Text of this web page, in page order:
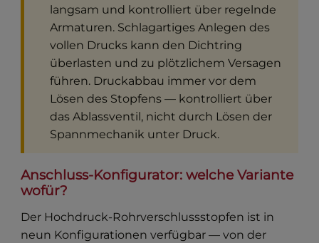
langsam und kontrolliert über regelnde
Armaturen. Schlagartiges Anlegen des
vollen Drucks kann den Dichtring
überlasten und zu plötzlichem Versagen
führen. Druckabbau immer vor dem
Lösen des Stopfens — kontrolliert über
das Ablassventil, nicht durch Lösen der
Spannmechanik unter Druck.
Anschluss-Konfigurator: welche Variante
wofür?
Der Hochdruck-Rohrverschlussstopfen ist in
neun Konfigurationen verfügbar — von der